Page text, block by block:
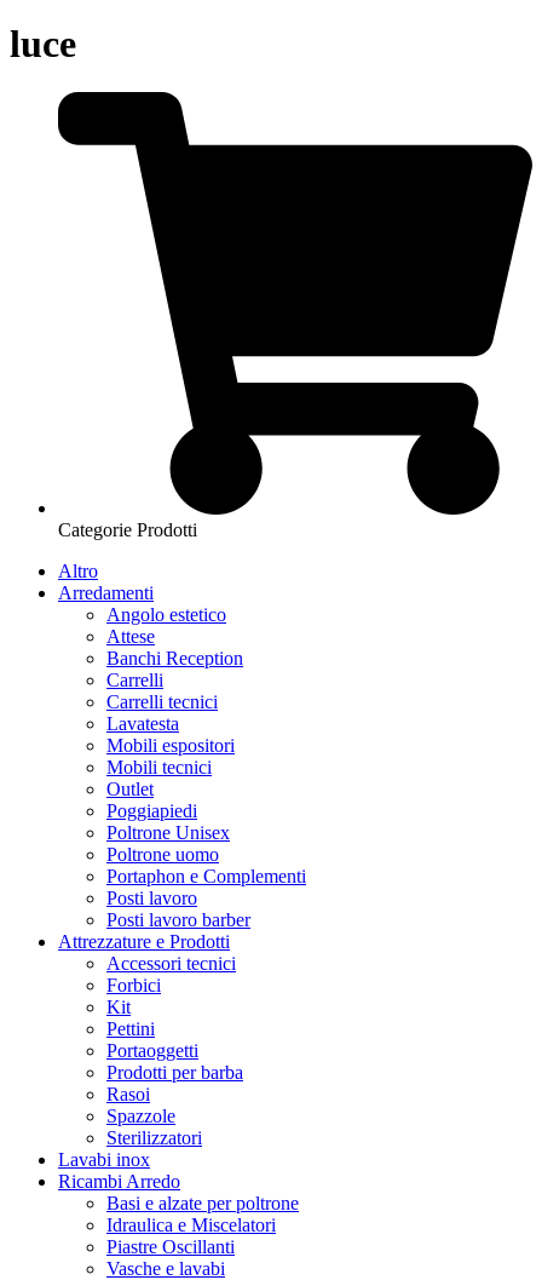
luce
Categorie Prodotti
Altro
Arredamenti
Angolo estetico
Attese
Banchi Reception
Carrelli
Carrelli tecnici
Lavatesta
Mobili espositori
Mobili tecnici
Outlet
Poggiapiedi
Poltrone Unisex
Poltrone uomo
Portaphon e Complementi
Posti lavoro
Posti lavoro barber
Attrezzature e Prodotti
Accessori tecnici
Forbici
Kit
Pettini
Portaoggetti
Prodotti per barba
Rasoi
Spazzole
Sterilizzatori
Lavabi inox
Ricambi Arredo
Basi e alzate per poltrone
Idraulica e Miscelatori
Piastre Oscillanti
Vasche e lavabi